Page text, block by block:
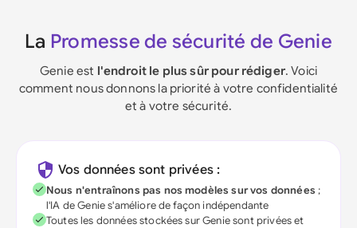
La Promesse de sécurité de Genie
Genie est l'endroit le plus sûr pour rédiger. Voici
comment nous donnons la priorité à votre confidentialité
et à votre sécurité.
Vos données sont privées :
Nous n'entraînons pas nos modèles sur vos données ;
l'IA de Genie s'améliore de façon indépendante
Toutes les données stockées sur Genie sont privées et